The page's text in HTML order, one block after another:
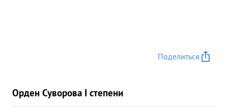
Поделиться
Орден Суворова I степени